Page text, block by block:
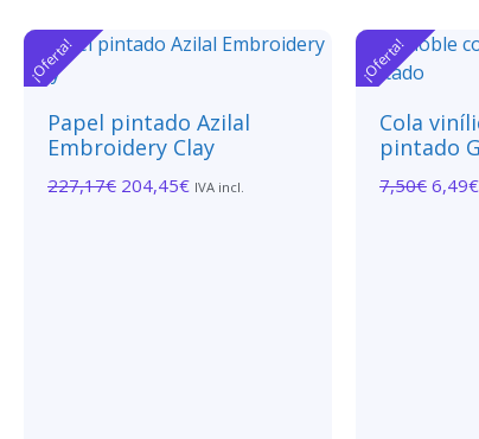
¡Oferta!
Papel pintado Azilal
Embroidery Clay
227,17€ 204,45€ IVA incl.
¡Oferta!
Cola
pintado
7,50€ 6,49€